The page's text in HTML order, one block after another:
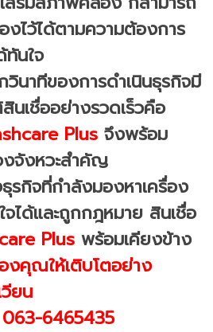
งไว้ได้ตามความต้องการ
ทันใจ
กวินาทีของการดำเนินธุรกิจมี
นเชื่ออย่างรวดเร็วคือ
Plus จึงพร้อม
จังหวะสำคัญ
รกิจที่กำลังมองหาเครื่อง
จได้และถูกกฎหมาย สินเชื่อ
Plus พร้อมเคียงข้าง
งคุณให้เติบโตอย่าง
ยน
063-6465435